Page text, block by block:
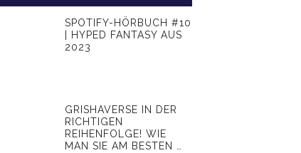
SPOTIFY-HÖRBUCH #10
| HYPED FANTASY AUS
2023
GRISHAVERSE IN DER
RICHTIGEN
REIHENFOLGE! WIE
MAN SIE AM BESTEN …